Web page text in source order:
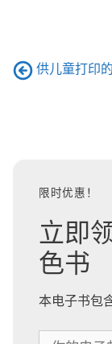
供儿童打印
限时优惠！
立即
色书
本电子书包